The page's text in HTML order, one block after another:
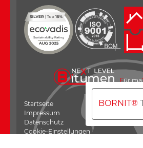
BORNIT®
Startseite
Impressum
Datenschutz
Cookie-Einstellungen